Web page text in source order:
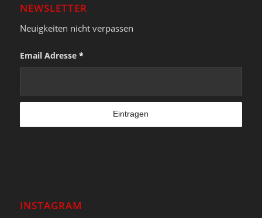
NEWSLETTER
Neuigkeiten nicht verpassen
Email Adresse *
INSTAGRAM